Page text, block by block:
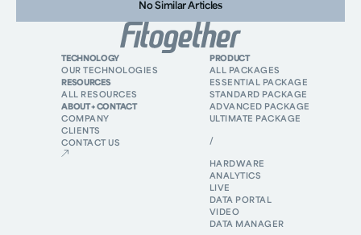
No Similar Articles
TECHNOLOGY
OUR TECHNOLOGIES
RESOURCES
ALL RESOURCES
ABOUT + CONTACT
COMPANY
CLIENTS
CONTACT US
PRODUCT
ALL PACKAGES
ESSENTIAL PACKAGE
STANDARD PACKAGE
ADVANCED PACKAGE
ULTIMATE PACKAGE
/
HARDWARE
ANALYTICS
LIVE
DATA PORTAL
VIDEO
DATA MANAGER